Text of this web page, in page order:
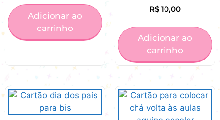
Adicionar ao
carrinho
R$ 10,00
Adicionar ao
carrinho